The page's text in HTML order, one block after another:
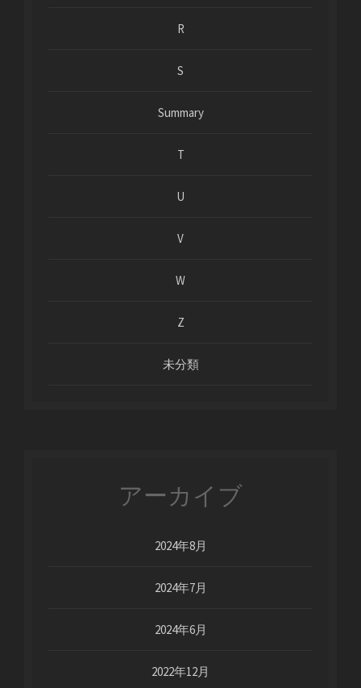
R
S
Summary
T
U
V
W
Z
未分類
アーカイブ
2024年8月
2024年7月
2024年6月
2022年12月